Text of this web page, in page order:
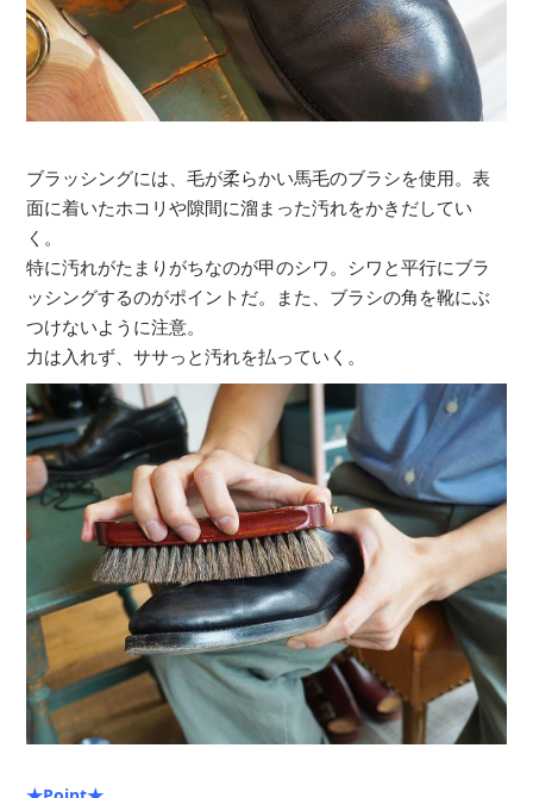
ブラッシングには、毛が柔らかい馬毛のブラシを使用。表
面に着いたホコリや隙間に溜まった汚れをかきだしてい
く。
特に汚れがたまりがちなのが甲のシワ。シワと平行にブラ
ッシングするのがポイントだ。また、ブラシの角を靴にぶ
つけないように注意。
力は入れず、ササっと汚れを払っていく。